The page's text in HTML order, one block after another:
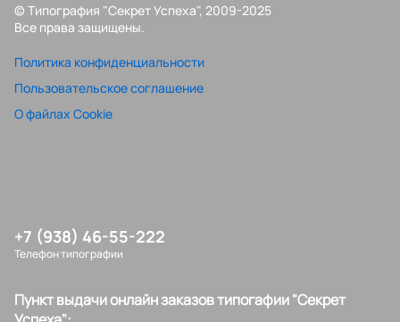
© Типография "Секрет Успеха", 2009-2025
Все права защищены.
Политика конфиденциальности
Пользовательское соглашение
О файлах Cookie
+7 (938) 46-55-222
Телефон типографии
Пункт выдачи онлайн заказов типогафии "Секрет